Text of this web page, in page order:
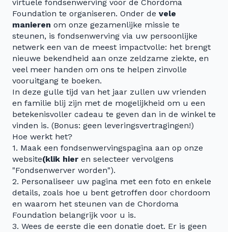
virtuele fondsenwerving voor de Chordoma
Foundation te organiseren. Onder de vele
manieren om onze gezamenlijke missie te
steunen, is fondsenwerving via uw persoonlijke
netwerk een van de meest impactvolle: het brengt
nieuwe bekendheid aan onze zeldzame ziekte, en
veel meer handen om ons te helpen zinvolle
vooruitgang te boeken.
In deze gulle tijd van het jaar zullen uw vrienden
en familie blij zijn met de mogelijkheid om u een
betekenisvoller cadeau te geven dan in de winkel te
vinden is. (Bonus: geen leveringsvertragingen!)
Hoe werkt het?
1. Maak een fondsenwervingspagina aan op onze
website(klik hier en selecteer vervolgens
"Fondsenwerver worden").
2. Personaliseer uw pagina met een foto en enkele
details, zoals hoe u bent getroffen door chordoom
en waarom het steunen van de Chordoma
Foundation belangrijk voor u is.
3. Wees de eerste die een donatie doet. Er is geen